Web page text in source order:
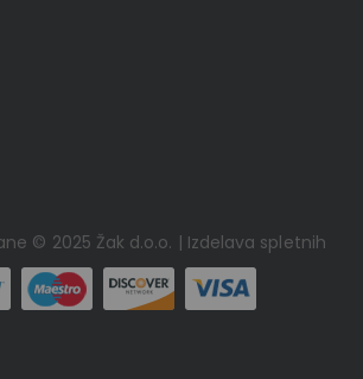
© 2025 Žak d.o.o. | Izdelava spletnih